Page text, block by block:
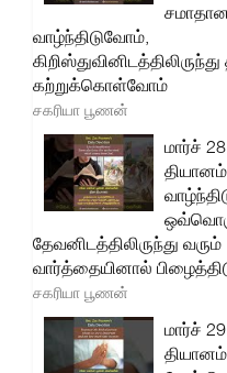
வாழ்ந்திடுவோம்,
கற்றுக்கொள்வோம்
சகரியா பூணன்
மார்ச்
தேவனிடத்திலிருந்து வரும்
வார்த்தையினால்
சகரியா பூணன்
மார்ச்